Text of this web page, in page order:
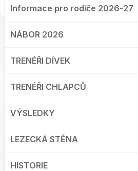
Informace pro rodiče 2026-27
NÁBOR 2026
TRENÉŘI DÍVEK
TRENÉŘI CHLAPCŮ
VÝSLEDKY
LEZECKÁ STĚNA
HISTORIE